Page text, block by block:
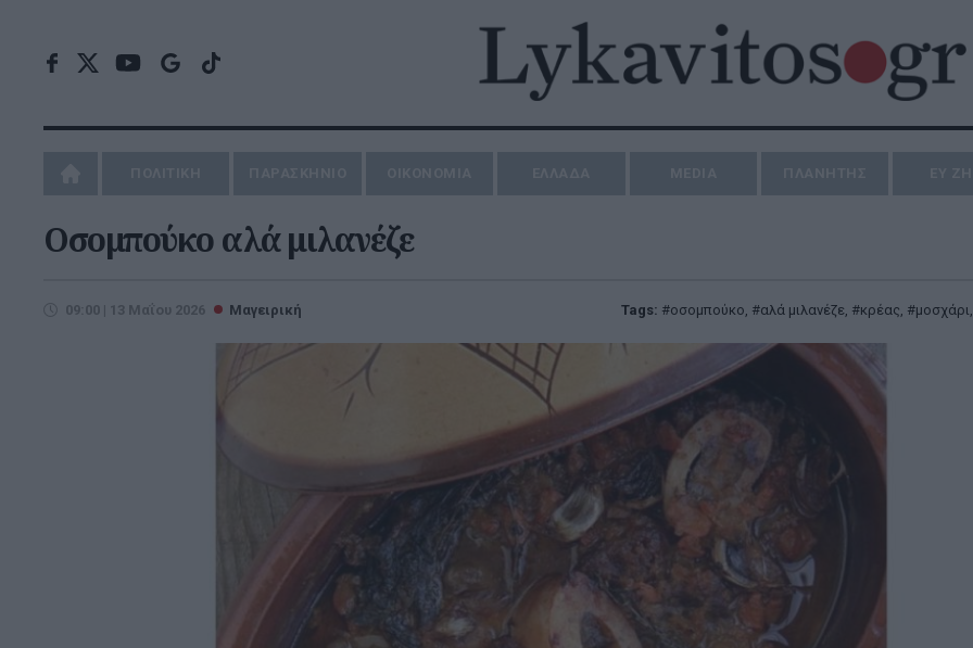
Οσομπούκο αλά μιλανέζε
09:00 | 13 Μαΐου 2026 Μαγειρική Tags: oσομπούκο, αλά μιλανέζε, κρέας, μοσχάρι,